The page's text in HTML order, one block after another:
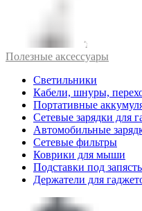
Полезные аксессуары
Светильники
Кабели, шнуры,
Портативные
Сетевые зарядки для
Автомобильные
Сетевые фильтры
Коврики для мыши
Подставки под
Держатели для